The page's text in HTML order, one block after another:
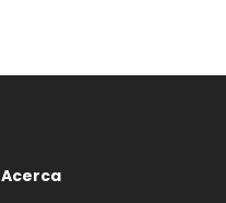
Acerca